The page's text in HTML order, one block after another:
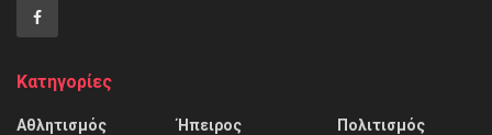
Κατηγορίες
Αθλητισμός
Ήπειρος
Πολιτισμός